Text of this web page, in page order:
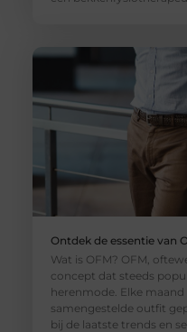
Ontdek de essentie van
Wat is OFM? OFM,
concept dat steeds
herenmode. Elke
samengestelde outfit
bij de laatste trends en